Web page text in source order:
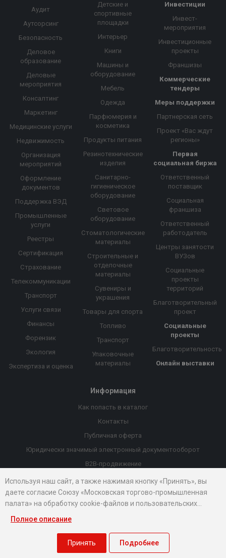
Аудит
Аутсорсинг
Безопасность
Деловое
образование
Деловые
мероприятия
Консалтинг
Маркетинг
Медицинские услуги
Недвижимость
Организация
мероприятий
Оформление
документов
Поддержка ВЭД
Промышленные
услуги
Реестры
Сертификация
Страхование
Телекоммуникации
Транспорт
Услуги связи
Финансы
Форензик
Экология
Экспертиза и оценка
Детские и
спортивные
площадки
Интерьер
Книги
Машины и
оборудование
Мебель
Одежда
Парфюмерия и
косметика
Продукты питания
Резинотехнические
изделия
Санитарно-
гигиеническое
оборудование
Световое
оборудование
Стоматологические
материалы
Строительные и
отделочные
материалы
Сувениры и
украшения
Товары для спорта
Топливо
Транспорт
Упаковочные
материалы
Инвестиции
Инвест-
мероприятия
Инвестиционные
проекты
Франшизы
Коммерческие
тендеры
Меры поддержки
Партнерская сеть
Проект «Вас ждут
регионы»
Первая
социальная биржа
Ответственный
поставщик
Социальная
франшиза
Ответственный
работодатель
Центры занятости
ВУЗов
Социальные
проекты
территорий
Благотворительный
проект
Социальные
проекты
Благотворительность
Онлайн выставки
Информация
Как попасть в каталог
Контакты
Публичная оферта
Юридически значимый электронный документооборот
B2B-продвижение
Порекомендовать компанию
Онлайн выставки
Рейтинг компаний
© 2026 Все права защищены. Правовые документы
Используя наш сайт, а также нажимая кнопку «Принять», вы
даете согласие Союзу «Московская торгово-промышленная
палата» на обработку cookie-файлов и пользовательских
данных...
Полное описание
Принять Подробнее